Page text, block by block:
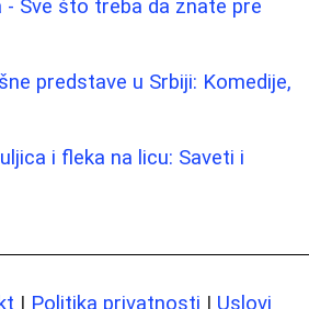
- Sve što treba da znate pre
predstave u Srbiji: Komedije,
i fleka na licu: Saveti i
| Politika privatnosti | Uslovi